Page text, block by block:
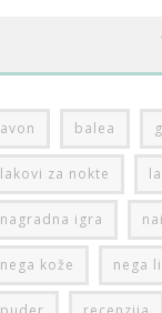
avon balea
lakovi za nokte
nagradna igra
nega kože nega